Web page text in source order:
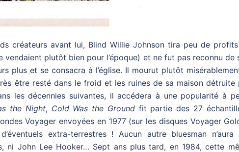
créateurs avant lui, Blind Willie Johnson tira peu de
vendaient plutôt bien pour l’époque) et ne fut pas reconnu de
plus et se consacra à l’église. Il mourut plutôt
être resté dans le froid et les ruines de sa maison détruite
les décennies suivantes, il accédera à une popularité à
the Night, Cold Was the Ground fit partie des 27
Voyager envoyées en 1977 (sur les disques Voyager
extra-terrestres ! Aucun autre bluesman n’aura
ni John Lee Hooker… Sept ans plus tard, en 1984, cette